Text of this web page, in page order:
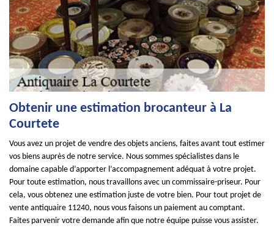
Obtenir une estimation brocanteur à La
Courtete
Vous avez un projet de vendre des objets anciens, faites avant tout estimer
vos biens auprès de notre service. Nous sommes spécialistes dans le
domaine capable d’apporter l’accompagnement adéquat à votre projet.
Pour toute estimation, nous travaillons avec un commissaire-priseur. Pour
cela, vous obtenez une estimation juste de votre bien. Pour tout projet de
vente antiquaire 11240, nous vous faisons un paiement au comptant.
Faites parvenir votre demande afin que notre équipe puisse vous assister.